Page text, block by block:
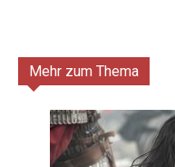
Mehr zum Thema